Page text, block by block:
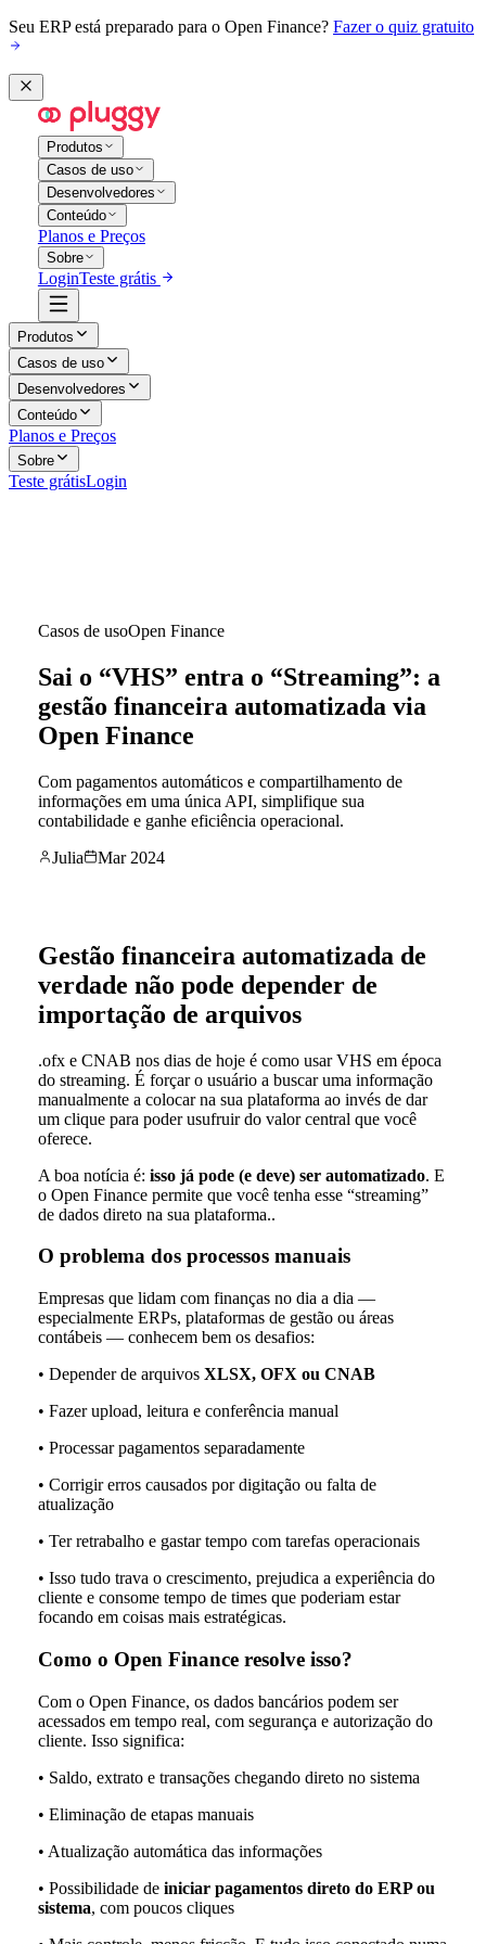
Seu ERP está preparado para o Open Finance? Fazer o quiz gratuito
Produtos
Casos de uso
Desenvolvedores
Conteúdo
Planos e Preços
Sobre
LoginTeste grátis
Produtos
Casos de uso
Desenvolvedores
Conteúdo
Planos e Preços
Sobre
Teste grátisLogin
Casos de usoOpen Finance
Sai o “VHS” entra o “Streaming”: a
gestão financeira automatizada via
Open Finance
Com pagamentos automáticos e compartilhamento de
informações em uma única API, simplifique sua
contabilidade e ganhe eficiência operacional.
Julia
Mar 2024
Gestão financeira automatizada de
verdade não pode depender de
importação de arquivos
.ofx e CNAB nos dias de hoje é como usar VHS em época
do streaming. É forçar o usuário a buscar uma informação
manualmente a colocar na sua plataforma ao invés de dar
um clique para poder usufruir do valor central que você
oferece.
A boa notícia é: isso já pode (e deve) ser automatizado. E
o Open Finance permite que você tenha esse “streaming”
de dados direto na sua plataforma..
O problema dos processos manuais
Empresas que lidam com finanças no dia a dia —
especialmente ERPs, plataformas de gestão ou áreas
contábeis — conhecem bem os desafios:
• Depender de arquivos XLSX, OFX ou CNAB
• Fazer upload, leitura e conferência manual
• Processar pagamentos separadamente
• Corrigir erros causados por digitação ou falta de
atualização
• Ter retrabalho e gastar tempo com tarefas operacionais
• Isso tudo trava o crescimento, prejudica a experiência do
cliente e consome tempo de times que poderiam estar
focando em coisas mais estratégicas.
Como o Open Finance resolve isso?
Com o Open Finance, os dados bancários podem ser
acessados em tempo real, com segurança e autorização do
cliente. Isso significa:
• Saldo, extrato e transações chegando direto no sistema
• Eliminação de etapas manuais
• Atualização automática das informações
• Possibilidade de iniciar pagamentos direto do ERP ou
sistema, com poucos cliques